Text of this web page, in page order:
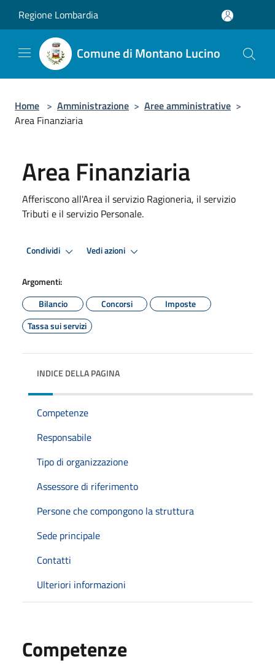
Regione Lombardia
Comune di Montano Lucino
Home > Amministrazione > Aree amministrative >
Area Finanziaria
Area Finanziaria
Afferiscono all'Area il servizio Ragioneria, il servizio
Tributi e il servizio Personale.
Condividi Vedi azioni
Argomenti:
Bilancio
Concorsi
Imposte
Tassa sui servizi
INDICE DELLA PAGINA
Competenze
Responsabile
Tipo di organizzazione
Assessore di riferimento
Persone che compongono la struttura
Sede principale
Contatti
Ulteriori informazioni
Competenze